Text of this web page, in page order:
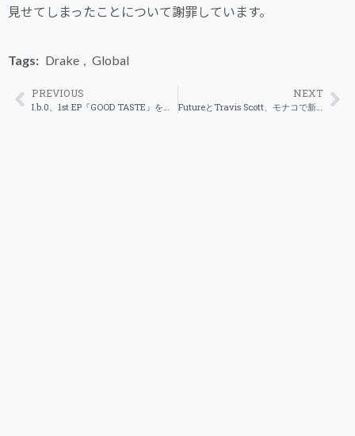
見せてしまったことについて謝罪しています。
Tags: Drake Global
PREVIOUS NEXT
FutureとTravis Scott、モナコで新曲制作中 ─ 豪華ヨットが即席スタジオに